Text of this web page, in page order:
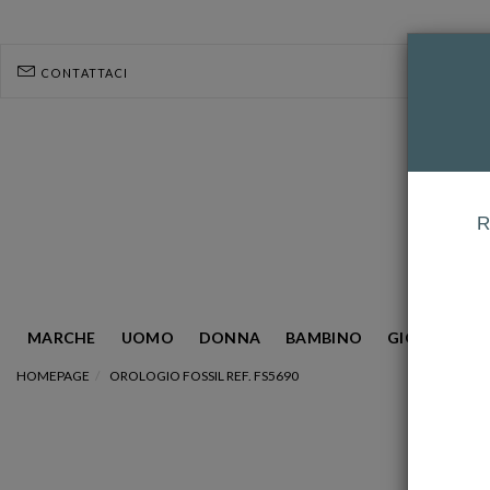
CONTATTACI
MARCHE UOMO DONNA BAMBINO GIOIELLERIA
HOMEPAGE OROLOGIO FOSSIL REF. FS5690